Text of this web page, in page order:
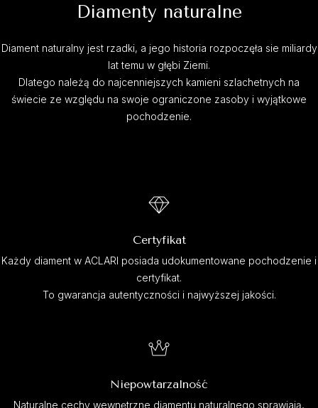
Diamenty naturalne
Diament naturalny jest rzadki, a jego historia rozpoczęła sie miliardy
lat temu w głębi Ziemi.
Dlatego należą do najcenniejszych kamieni szlachetnych na
świecie ze względu na swoje ograniczone zasoby i wyjątkowe
pochodzenie.
Certyfikat
Każdy diament w ACLARI posiada udokumentowane pochodzenie i
certyfikat.
To gwarancja autentyczności i najwyższej jakości.
Niepowtarzalność
Naturalne cechy wewnętrzne diamentu naturalnego sprawiają,